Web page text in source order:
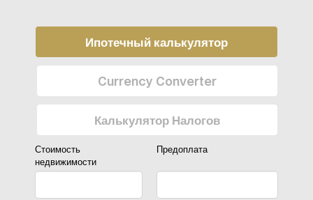
Ипотечный калькулятор
Currency Converter
Калькулятор Налогов
Стоимость
недвижимости
Предоплата